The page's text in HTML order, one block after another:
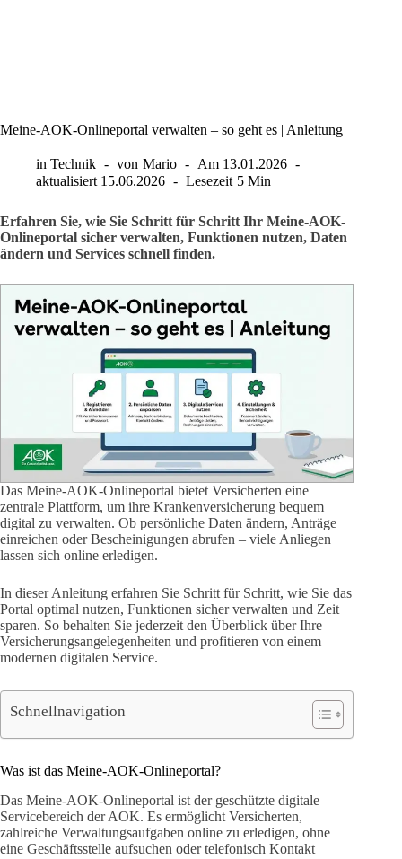
Meine-AOK-Onlineportal verwalten – so geht es | Anleitung
in Technik von Mario Am 13.01.2026
aktualisiert 15.06.2026 Lesezeit 5 Min
Erfahren Sie, wie Sie Schritt für Schritt Ihr Meine-AOK-
Onlineportal sicher verwalten, Funktionen nutzen, Daten
ändern und Services schnell finden.
Das Meine-AOK-Onlineportal bietet Versicherten eine
zentrale Plattform, um ihre Krankenversicherung bequem
digital zu verwalten. Ob persönliche Daten ändern, Anträge
einreichen oder Bescheinigungen abrufen – viele Anliegen
lassen sich online erledigen.
In dieser Anleitung erfahren Sie Schritt für Schritt, wie Sie das
Portal optimal nutzen, Funktionen sicher verwalten und Zeit
sparen. So behalten Sie jederzeit den Überblick über Ihre
Versicherungsangelegenheiten und profitieren von einem
modernen digitalen Service.
Schnellnavigation
Was ist das Meine-AOK-Onlineportal?
Das Meine-AOK-Onlineportal ist der geschützte digitale
Servicebereich der AOK. Es ermöglicht Versicherten,
zahlreiche Verwaltungsaufgaben online zu erledigen, ohne
eine Geschäftsstelle aufsuchen oder telefonisch Kontakt